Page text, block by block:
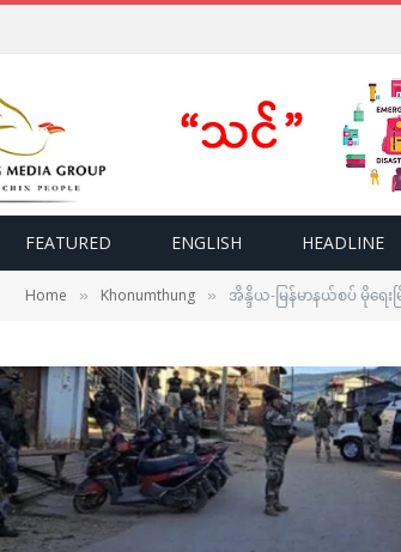
FEATURED ENGLISH HEADLINE
Home » Khonumthung » အိန္ဒိယ-မြန်မာနယ်စပ် မိုရေ